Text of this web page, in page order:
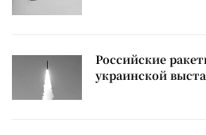
Российские
украинской